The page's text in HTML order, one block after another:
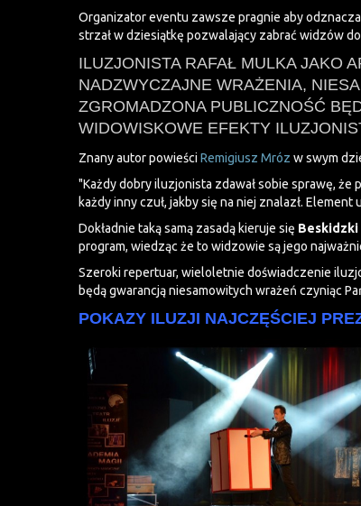
Organizator eventu zawsze pragnie aby
strzał w dziesiątkę pozwalający zabrać widzów
ILUZJONISTA RAFAŁ MULKA JAKO
NADZWYCZAJNE WRAŻENIA,
ZGROMADZONA PUBLICZNOŚĆ
WIDOWISKOWE EFEKTY
Znany autor powieści Remigiusz Mróz w swym
"Każdy dobry iluzjonista zdawał sobie sprawę, że
każdy inny czuł, jakby się na niej znalazł.
Dokładnie taką samą zasadą kieruje się
program, wiedząc że to widzowie są jego
Szeroki repertuar, wieloletnie doświadczenie
będą gwarancją niesamowitych wrażeń czyniąc
POKAZY ILUZJI NAJCZĘŚCIEJ